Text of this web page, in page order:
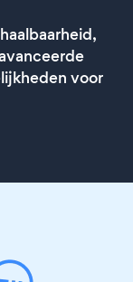
voor